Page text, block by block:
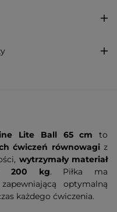
Lite Ball 65 cm to
ćwiczeń równowagi z
wytrzymały materiał
200 kg. Piłka ma
optymalną
każdego ćwiczenia.